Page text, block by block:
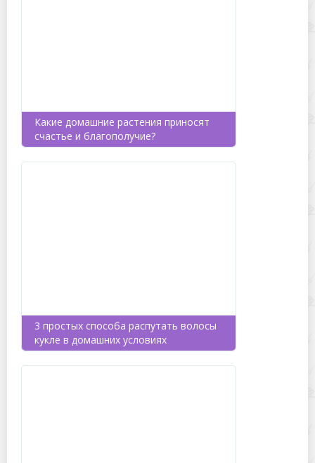
Какие домашние растения приносят
счастье и благополучие?
3 простых способа распутать волосы
кукле в домашних условиях